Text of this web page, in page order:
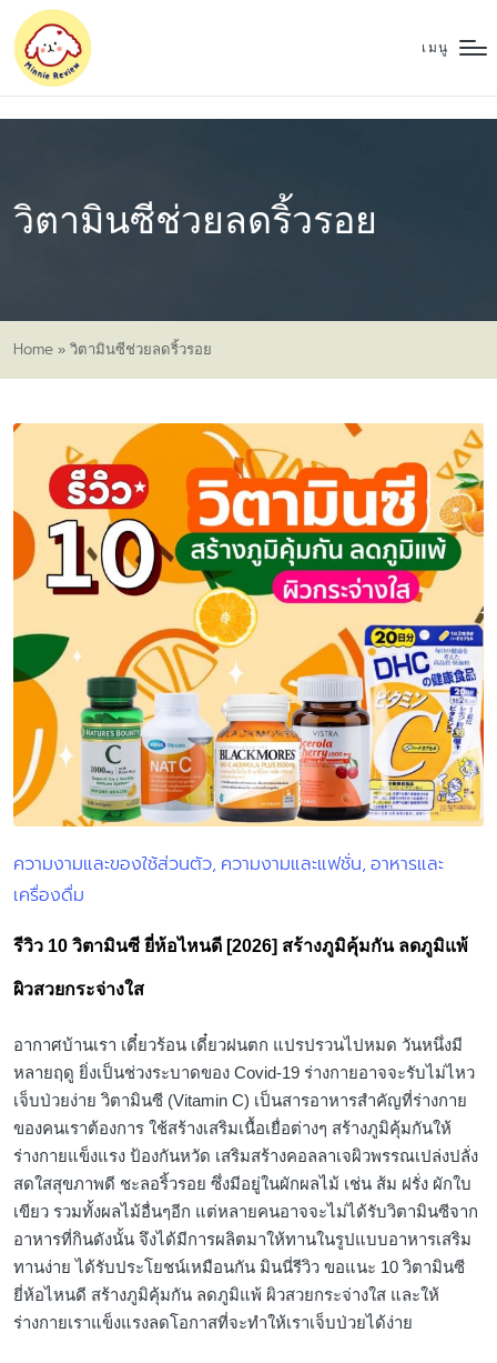
เมนู
วิตามินซีช่วยลดริ้วรอย
Home » วิตามินซีช่วยลดริ้วรอย
Posted
in
ความงามและของใช้ส่วนตัว ความงามและแฟชั่น อาหารและ
เครื่องดื่ม
รีวิว 10 วิตามินซี ยี่ห้อไหนดี [2026] สร้างภูมิคุ้มกัน ลดภูมิแพ้
ผิวสวยกระจ่างใส
อากาศบ้านเรา เดี๋ยวร้อน เดี๋ยวฝนตก แปรปรวนไปหมด วันหนึ่งมี
หลายฤดู ยิ่งเป็นช่วงระบาดของ Covid-19 ร่างกายอาจจะรับไม่ไหว
เจ็บป่วยง่าย วิตามินซี (Vitamin C) เป็นสารอาหารสำคัญที่ร่างกาย
ของคนเราต้องการ ใช้สร้างเสริมเนื้อเยื่อต่างๆ สร้างภูมิคุ้มกันให้
ร่างกายแข็งแรง ป้องกันหวัด เสริมสร้างคอลลาเจผิวพรรณเปล่งปลั่ง
สดใสสุขภาพดี ชะลอริ้วรอย ซึ่งมีอยู่ในผักผลไม้ เช่น ส้ม ฝรั่ง ผักใบ
เขียว รวมทั้งผลไม้อื่นๆอีก แต่หลายคนอาจจะไม่ได้รับวิตามินซีจาก
อาหารที่กินดังนั้น จึงได้มีการผลิตมาให้ทานในรูปแบบอาหารเสริม
ทานง่าย ได้รับประโยชน์เหมือนกัน มินนี่รีวิว ขอแนะ 10 วิตามินซี
ยี่ห้อไหนดี สร้างภูมิคุ้มกัน ลดภูมิแพ้ ผิวสวยกระจ่างใส และให้
ร่างกายเราแข็งแรงลดโอกาสที่จะทำให้เราเจ็บป่วยได้ง่าย